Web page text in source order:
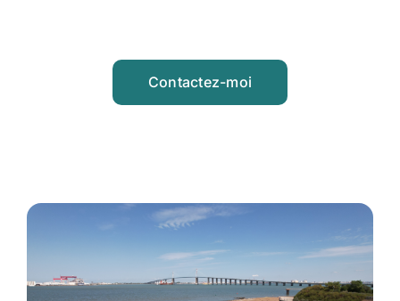
Contactez-moi